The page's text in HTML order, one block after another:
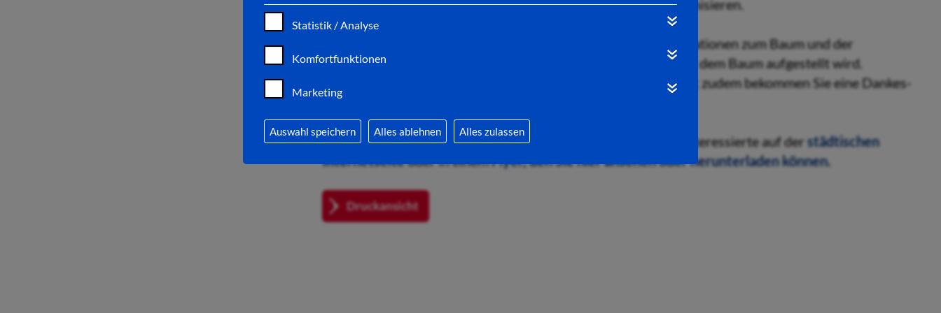
Statistik / Analyse
Komfortfunktionen
Marketing
Auswahl speichern Alles ablehnen Alles zulassen
Stadt bittet jedoch darum, dies vorab in Eigeninitiative zu organisieren.
Auf Wunsch wird der Name des Paten/der Patin neben Informationen zum Baum und der
Pflanzaktion auf ein Informations-Schild gedruckt, welches vor dem Baum aufgestellt wird.
Selbstverständlich erhalten die Spender eine Spendenquittung; zudem bekommen Sie eine Dankes-
Urkunde über die Baumpatenschaft.
Alle weiteren Informationen zum Thema Patenschaft finden Interessierte auf der städtischen
Internetseiteoder in einemFlyer, den Sie hier ansehen oder herunterladen können.
Druckansicht